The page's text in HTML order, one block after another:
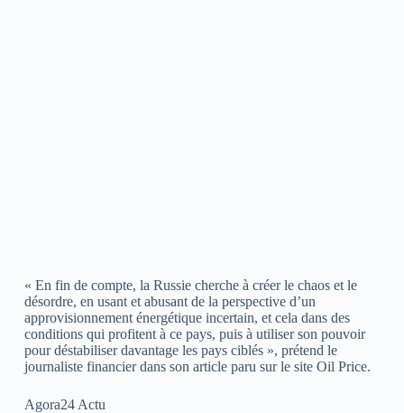
« En fin de compte, la Russie cherche à créer le chaos et le
désordre, en usant et abusant de la perspective d’un
approvisionnement énergétique incertain, et cela dans des
conditions qui profitent à ce pays, puis à utiliser son pouvoir
pour déstabiliser davantage les pays ciblés », prétend le
journaliste financier dans son article paru sur le site Oil Price.
Agora24 Actu